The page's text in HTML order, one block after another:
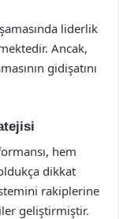
liderlik
Ancak,
gidişatını
hem
dikkat
rakiplerine
geliştirmiştir.